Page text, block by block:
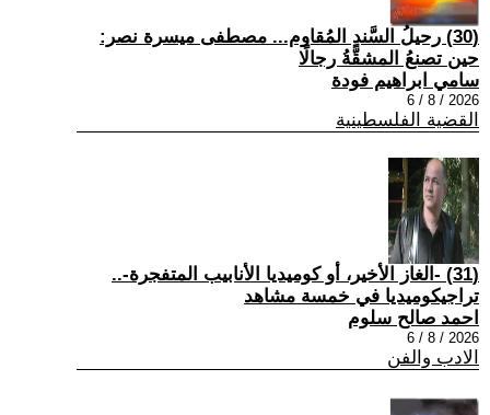
(30) رحيلُ السَّندِ المُقاوم... مصطفى ميسرة نصر:
حين تصنعُ المشقَّةُ رجالًا
سامي ابراهيم فودة
2026 / 8 / 6
القضية الفلسطينية
(31) -الغاز الأخير، أو كوميديا الأنابيب المتفجرة-..
تراجيكوميديا في خمسة مشاهد
احمد صالح سلوم
2026 / 8 / 6
الادب والفن